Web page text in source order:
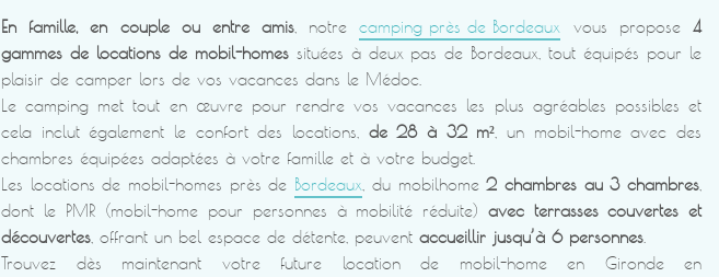
En famille, en couple ou entre amis, notrecamping près de Bordeaux vous propose4
gammes de locations de mobil-homessituées à deux pas de Bordeaux, tout équipés pour le
plaisir de camper lors de vos vacances dans le Médoc.
Le camping met tout en œuvre pour rendre vos vacances les plus agréables possibles et
cela inclut également le confort des locations, de 28 à 32 m², un mobil-home avec des
chambres équipées adaptées à votre famille et à votre budget.
Les locations de mobil-homes près de Bordeaux, du mobilhome2 chambres au 3 chambres,
dont le PMR (mobil-home pour personnes à mobilité réduite) avec terrasses couvertes et
découvertes, offrant un bel espace de détente, peuvent accueillir jusqu’à 6 personnes.
Trouvez dès maintenant votre future location de mobil-home en Gironde en